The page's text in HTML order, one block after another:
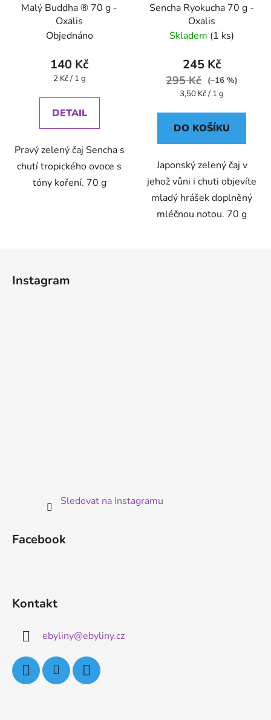
Malý Buddha ® 70 g -
Oxalis
Objednáno
140 Kč
Měrná
2 Kč / 1 g
DETAIL
Pravý zelený čaj Sencha s
chutí tropického ovoce s
tóny koření. 70 g
Sencha Ryokucha 70 g -
Oxalis
Skladem (1 ks)
245 Kč
295 Kč
(–16 %)
Měrná
3,50 Kč / 1 g
DO KOŠÍKU
Japonský zelený čaj v
jehož vůni i chuti objevíte
mladý hrášek doplněný
mléčnou notou. 70 g
Instagram
Sledovat na Instagramu
Facebook
Kontakt
ebyliny@ebyliny.cz